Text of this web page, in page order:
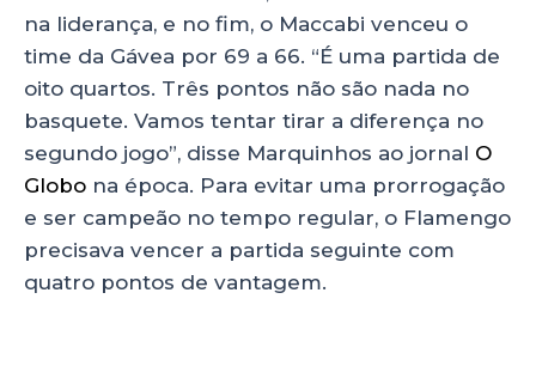
na liderança, e no fim, o Maccabi venceu o
time da Gávea por 69 a 66. “É uma partida de
oito quartos. Três pontos não são nada no
basquete. Vamos tentar tirar a diferença no
segundo jogo”, disse Marquinhos ao jornal O
Globo na época. Para evitar uma prorrogação
e ser campeão no tempo regular, o Flamengo
precisava vencer a partida seguinte com
quatro pontos de vantagem.